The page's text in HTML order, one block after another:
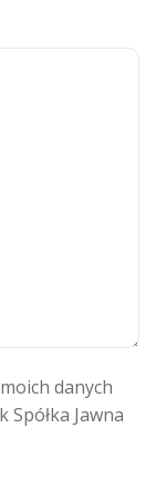
danych
Spółka Jawna